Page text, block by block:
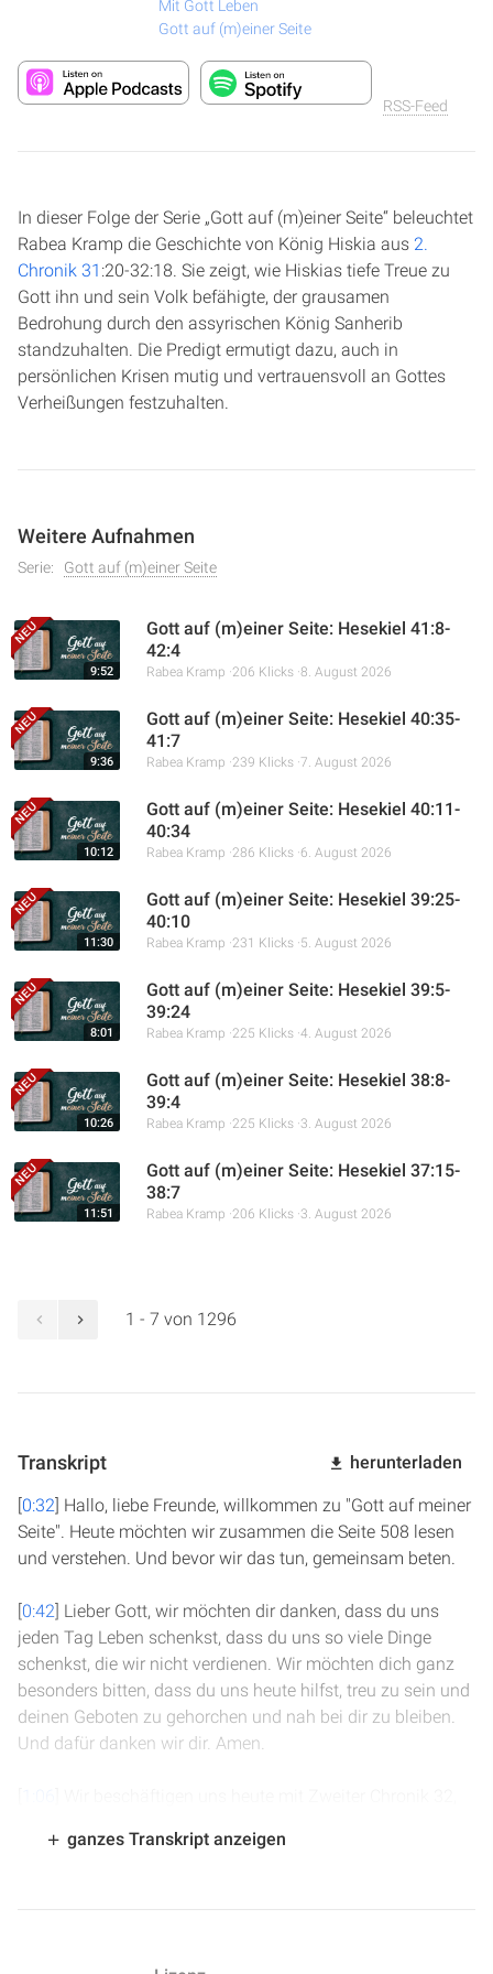
Mit Gott Leben
Gott auf (m)einer Seite
RSS-Feed
In dieser Folge der Serie „Gott auf (m)einer Seite“ beleuchtet
Rabea Kramp die Geschichte von König Hiskia aus 2.
Chronik 31 :20-32:18. Sie zeigt, wie Hiskias tiefe Treue zu
Gott ihn und sein Volk befähigte, der grausamen
Bedrohung durch den assyrischen König Sanherib
standzuhalten. Die Predigt ermutigt dazu, auch in
persönlichen Krisen mutig und vertrauensvoll an Gottes
Verheißungen festzuhalten.
Weitere Aufnahmen
Serie: Gott auf (m)einer Seite
9:52
Gott auf (m)einer Seite: Hesekiel 41:8-
42:4
Rabea Kramp 206 Klicks 8. August 2026
9:36
Gott auf (m)einer Seite: Hesekiel 40:35-
41:7
Rabea Kramp 239 Klicks 7. August 2026
10:12
Gott auf (m)einer Seite: Hesekiel 40:11-
40:34
Rabea Kramp 286 Klicks 6. August 2026
11:30
Gott auf (m)einer Seite: Hesekiel 39:25-
40:10
Rabea Kramp 231 Klicks 5. August 2026
8:01
Gott auf (m)einer Seite: Hesekiel 39:5-
39:24
Rabea Kramp 225 Klicks 4. August 2026
10:26
Gott auf (m)einer Seite: Hesekiel 38:8-
39:4
Rabea Kramp 225 Klicks 3. August 2026
11:51
Gott auf (m)einer Seite: Hesekiel 37:15-
38:7
Rabea Kramp 206 Klicks 3. August 2026
1 - 7 von 1296
Transkript herunterladen
[0:32] Hallo, liebe Freunde, willkommen zu "Gott auf meiner
Seite". Heute möchten wir zusammen die Seite 508 lesen
und verstehen. Und bevor wir das tun, gemeinsam beten.
[0:42] Lieber Gott, wir möchten dir danken, dass du uns
jeden Tag Leben schenkst, dass du uns so viele Dinge
schenkst, die wir nicht verdienen. Wir möchten dich ganz
besonders bitten, dass du uns heute hilfst, treu zu sein und
deinen Geboten zu gehorchen und nah bei dir zu bleiben.
Und dafür danken wir dir. Amen.
gesehen, dass Treue sich auszahlt. Hiskia hat alles wieder
ganzes Transkript anzeigen